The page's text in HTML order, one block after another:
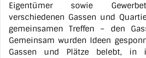
Eigentümer sowie
verschiedenen Gassen und
gemeinsamen Treffen – den
Gemeinsam wurden Ideen
Gassen und Plätze belebt, in